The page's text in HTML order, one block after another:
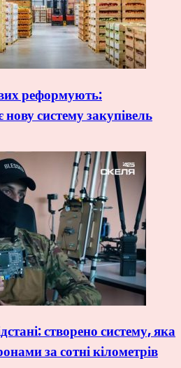
реформують:
систему закупівель
створено систему, яка
за сотні кілометрів